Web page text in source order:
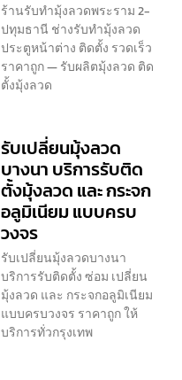
ร้านรับทำมุ้งลวดพระราม 2-
ปทุมธานี ช่างรับทำมุ้งลวด
ประตูหน้าต่าง ติดตั้ง รวดเร็ว
ราคาถูก — รับผลิตมุ้งลวด ติด
ตั้งมุ้งลวด
รับเปลี่ยนมุ้งลวด
บางนา บริการรับติด
ตั้งมุ้งลวด และ กระจก
อลูมิเนียม แบบครบ
วงจร
รับเปลี่ยนมุ้งลวดบางนา
บริการรับติดตั้ง ซ่อม เปลี่ยน
มุ้งลวด และ กระจกอลูมิเนียม
แบบครบวงจร ราคาถูก ให้
บริการทั่วกรุงเทพ